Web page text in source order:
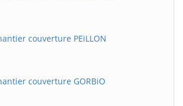
couverture PEiLLON
couverture GORBiO